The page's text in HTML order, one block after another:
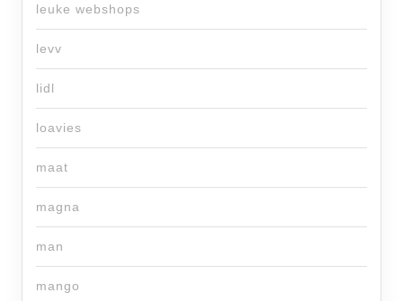
leuke webshops
levv
lidl
loavies
maat
magna
man
mango